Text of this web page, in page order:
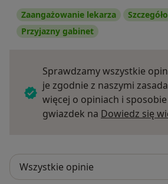
Zaangażowanie lekarza
Przyjazny gabinet
Sprawdzamy wszystkie
je zgodnie z naszymi
więcej o opiniach i
gwiazdek na Dowiedz się